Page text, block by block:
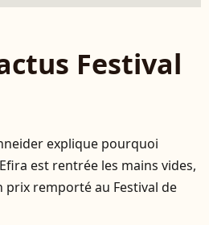
Festival
explique pourquoi
est rentrée les mains vides,
prix remporté au Festival de